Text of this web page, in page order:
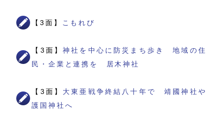
【3面】 こもれび
【3面】神社を中心に防災まち歩き 地域の住
民・企業と連携を 居木神社
【3面】 大東亜戦争終結八十年で 靖國神社や
護国神社へ